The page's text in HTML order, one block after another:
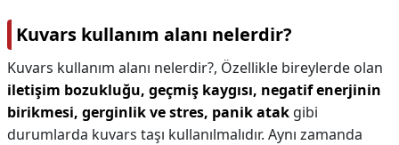
Kuvars kullanım alanı nelerdir?
Kuvars kullanım alanı nelerdir?, Özellikle bireylerde olan
iletişim bozukluğu, geçmiş kaygısı, negatif enerjinin
birikmesi, gerginlik ve stres, panik atak gibi
durumlarda kuvars taşı kullanılmalıdır. Aynı zamanda